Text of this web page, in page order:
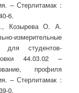
– Стерлитамак :
6.
Козырева О. А.
измерительные
студентов-
44.03.02 –
профиля
– Стерлитамак :
0.